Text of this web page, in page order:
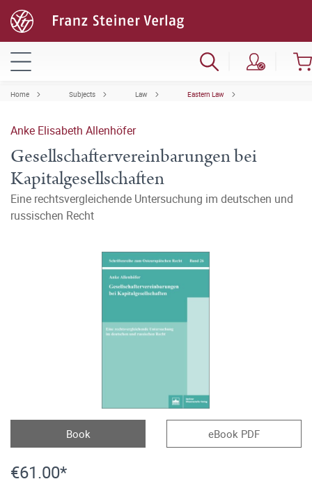
Home Subjects Law Eastern Law
Anke Elisabeth Allenhöfer
Gesellschaftervereinbarungen bei
Kapitalgesellschaften
Eine rechtsvergleichende Untersuchung im deutschen und
russischen Recht
Book eBook PDF
€61.00*